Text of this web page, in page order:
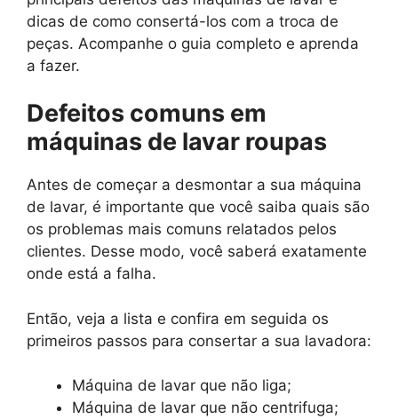
dicas de como consertá-los com a troca de
peças. Acompanhe o guia completo e aprenda
a fazer.
Defeitos comuns em
máquinas de lavar roupas
Antes de começar a desmontar a sua máquina
de lavar, é importante que você saiba quais são
os problemas mais comuns relatados pelos
clientes. Desse modo, você saberá exatamente
onde está a falha.
Então, veja a lista e confira em seguida os
primeiros passos para consertar a sua lavadora:
Máquina de lavar que não liga;
Máquina de lavar que não centrifuga;